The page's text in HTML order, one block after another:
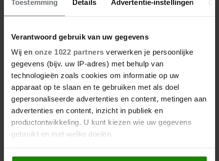
Toestemming Details Advertentie-instellingen
Verantwoord gebruik van uw gegevens
Wij en onze 1022 partners verwerken je persoonlijke
gegevens (bijv. uw IP-adres) met behulp van
technologieën zoals cookies om informatie op uw
apparaat op te slaan en te gebruiken met als doel
gepersonaliseerde advertenties en content, metingen aan
advertenties en content, inzicht in publiek en
productontwikkeling. U kunt kiezen wie uw gegevens
gebruikt en met welke doelen.
Als u het toestaat, willen we ook graag:
schurende benen dankzij
dit middeltje van Action
5 signalen dat je niet meer
gelukkig bent in je relatie